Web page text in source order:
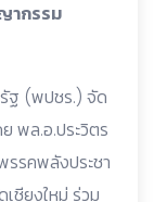
ากรรม
ฐ (พปชร.) จัด
พล.อ.ประวิตร
รคพลังประชา
ชียงใหม่ ร่วม